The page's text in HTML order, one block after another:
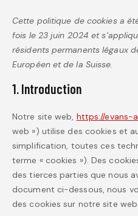
Cette politique de cookies a
fois le 23 juin 2024 et
résidents permanents légaux
Européen et de la Suisse.
1. Introduction
Notre site web, https://evans-
web ») utilise des cookies et
simplification, toutes ces
terme « cookies »). Des
des tierces parties que nous
document ci-dessous, nous
des cookies sur notre site web.